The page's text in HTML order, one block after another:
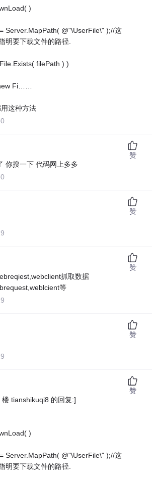
)
Server.MapPath( @"\UserFile\" );//这
明要下载文件的路径.
filePath ) )
Fi……
这种方法
你搜一下 代码网上多多
赞
赞
抓取数据
等
赞
赞
tianshikuqi8 的回复:]
)
Server.MapPath( @"\UserFile\" );//这
明要下载文件的路径.
赞